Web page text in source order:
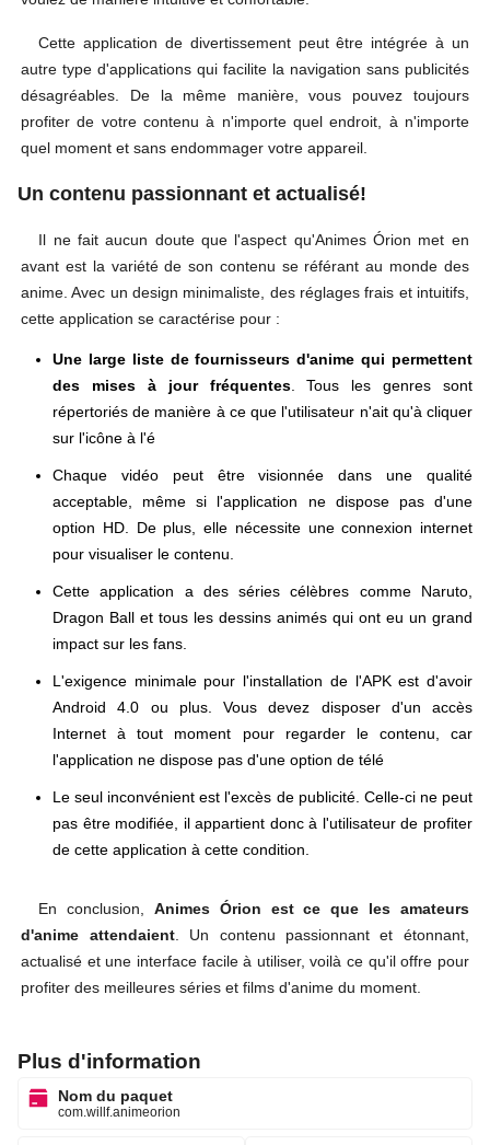
Cette application de divertissement peut être intégrée à un
autre type d'applications qui facilite la navigation sans publicités
désagréables. De la même manière, vous pouvez toujours
profiter de votre contenu à n'importe quel endroit, à n'importe
quel moment et sans endommager votre appareil.
Un contenu passionnant et actualisé!
Il ne fait aucun doute que l'aspect qu'Animes Órion met en
avant est la variété de son contenu se référant au monde des
anime. Avec un design minimaliste, des réglages frais et intuitifs,
cette application se caractérise pour :
Une large liste de fournisseurs d'anime qui permettent
des mises à jour fréquentes. Tous les genres sont
répertoriés de manière à ce que l'utilisateur n'ait qu'à cliquer
sur l'icône à l'é
Chaque vidéo peut être visionnée dans une qualité
acceptable, même si l'application ne dispose pas d'une
option HD. De plus, elle nécessite une connexion internet
pour visualiser le contenu.
Cette application a des séries célèbres comme Naruto,
Dragon Ball et tous les dessins animés qui ont eu un grand
impact sur les fans.
L'exigence minimale pour l'installation de l'APK est d'avoir
Android 4.0 ou plus. Vous devez disposer d'un accès
Internet à tout moment pour regarder le contenu, car
l'application ne dispose pas d'une option de télé
Le seul inconvénient est l'excès de publicité. Celle-ci ne peut
pas être modifiée, il appartient donc à l'utilisateur de profiter
de cette application à cette condition.
En conclusion, Animes Órion est ce que les amateurs
d'anime attendaient. Un contenu passionnant et étonnant,
actualisé et une interface facile à utiliser, voilà ce qu'il offre pour
profiter des meilleures séries et films d'anime du moment.
Plus d'information
Nom du paquet
com.willf.animeorion